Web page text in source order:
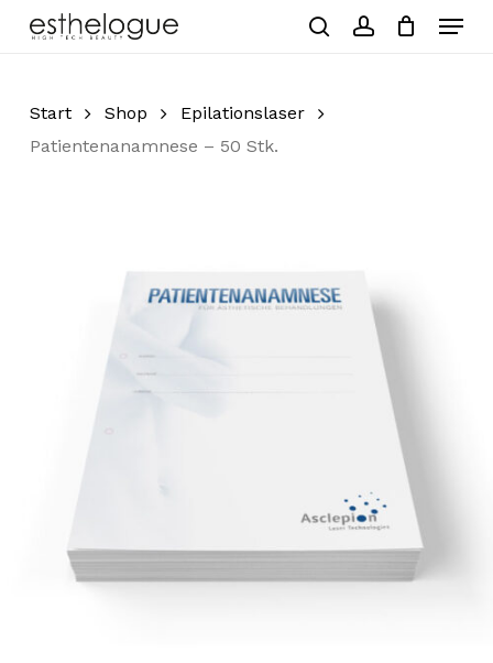
Menu
Start Shop
Epilationslaser
Patientenanamnese – 50 Stk.